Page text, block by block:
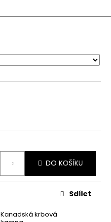
DO KOŠÍKU
Kanadská krbová
Sdílet